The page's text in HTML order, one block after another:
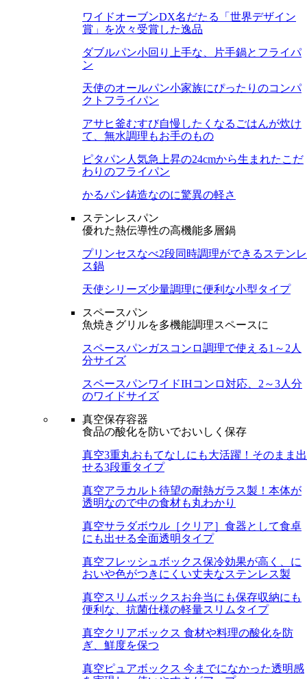
ワイドオーブンDX名だたる「世界デザイン
賞」を次々受賞した逸品
ダブルパン小回り上手な、片手鍋とフライパ
ン
天使のオールパン小家族にぴったりのコンパ
クトフライパン
アサヒ釜むすび自慢したくなるごはんが炊け
て、無水調理もお手のもの
ピタパン 人気急上昇の24cmから生まれたこだ
わりのフライパン
かるパン鋳造なのに驚異の軽さ
ステンレスパン
優れた熱伝導性の高機能多層鍋
プリンセスなべ2段同時調理ができるステンレ
ス鍋
天使シリーズ少量調理に便利な小型タイプ
スペースパン
魚焼きグリルを多機能調理スペースに
スペースパンガスコンロ調理で使える1～2人
分サイズ
スペースパンワイドIHコンロ対応、2～3人分
のワイドサイズ
真空保存容器
食品の酸化を防いでおいしく保存
真空3重丸おもてなしにも大活躍！そのまま出
せる3段重タイプ
真空アラカルト 待望の耐熱ガラス製！本体が
透明なので中の食材も丸わかり
真空サラダボウル［クリア］ 食器として食卓
にも出せる全面透明タイプ
真空フレッシュボックス保冷効果が高く、に
おいや色がつきにくい丈夫なステンレス製
真空スリムボックスお弁当にも保存収納にも
便利な、抗菌仕様の軽量スリムタイプ
真空クリアボックス 食材や料理の酸化を防
ぎ、鮮度を保つ
真空ピュアボックス 今までになかった透明感